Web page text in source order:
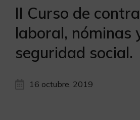
II Curso de
laboral, nóminas
seguridad social.
16 octubre, 2019